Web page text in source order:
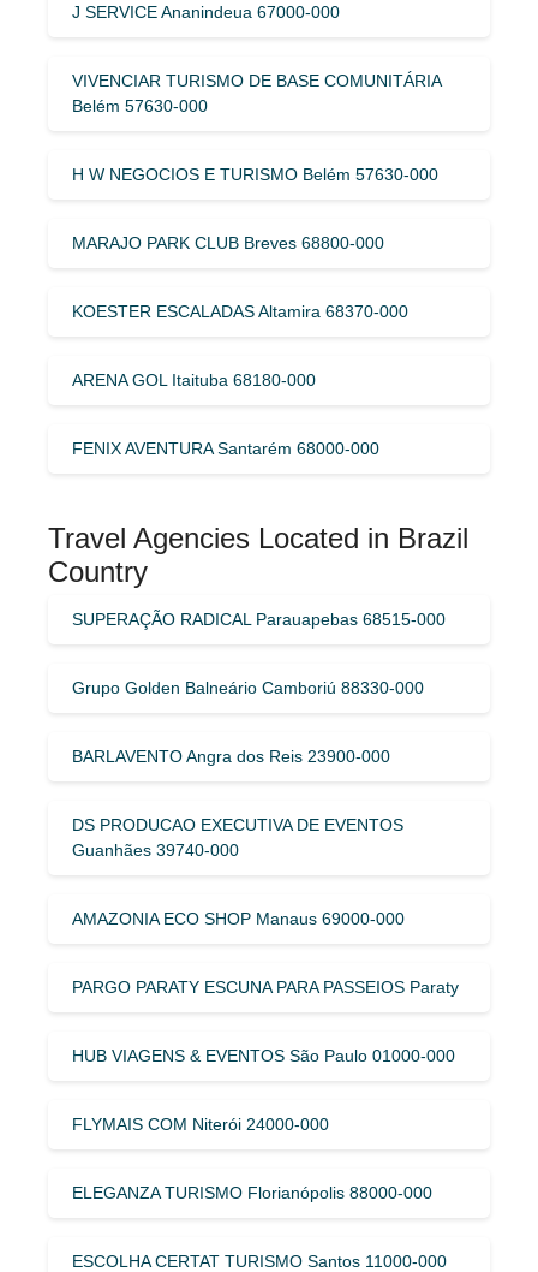
J SERVICE Ananindeua 67000-000
VIVENCIAR TURISMO DE BASE COMUNITÁRIA
Belém 57630-000
H W NEGOCIOS E TURISMO Belém 57630-000
MARAJO PARK CLUB Breves 68800-000
KOESTER ESCALADAS Altamira 68370-000
ARENA GOL Itaituba 68180-000
FENIX AVENTURA Santarém 68000-000
Travel Agencies Located in Brazil
Country
SUPERAÇÃO RADICAL Parauapebas 68515-000
Grupo Golden Balneário Camboriú 88330-000
BARLAVENTO Angra dos Reis 23900-000
DS PRODUCAO EXECUTIVA DE EVENTOS
Guanhães 39740-000
AMAZONIA ECO SHOP Manaus 69000-000
PARGO PARATY ESCUNA PARA PASSEIOS Paraty
HUB VIAGENS & EVENTOS São Paulo 01000-000
FLYMAIS COM Niterói 24000-000
ELEGANZA TURISMO Florianópolis 88000-000
ESCOLHA CERTAT TURISMO Santos 11000-000